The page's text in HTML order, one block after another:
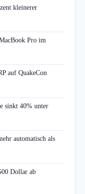
kleinerer
Pro im
auf QuakeCon
sinkt 40% unter
automatisch als
Dollar ab